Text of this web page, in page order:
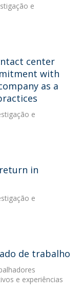
e
center
with
as a
e
in
e
de trabalho
e experiências